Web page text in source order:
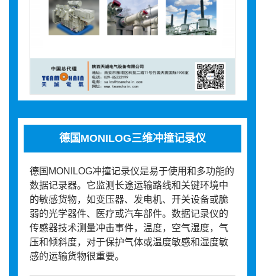
德国MONILOG三维冲撞记录仪
德国MONILOG冲撞记录仪是易于使用和多功能的
数据记录器。它监测长途运输路线和关键环境中
的敏感货物，如变压器、发电机、开关设备或脆
弱的光学器件、医疗或汽车部件。数据记录仪的
传感器技术测量冲击事件，温度，空气湿度，气
压和倾斜度，对于保护气体或温度敏感和湿度敏
感的运输货物很重要。